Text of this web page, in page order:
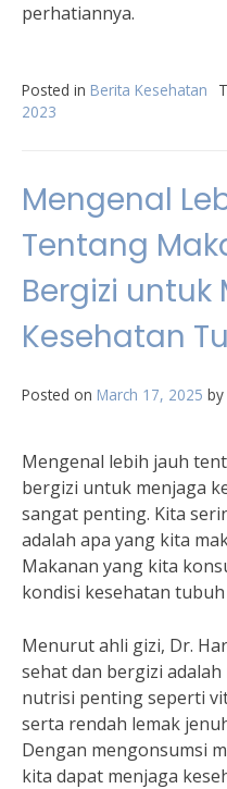
perhatiannya.
Posted in Berita Kesehatan
2023
Mengenal
Tentang
Bergizi untuk
Kesehatan
Posted on March 17, 2025 by
Mengenal lebih jauh
bergizi untuk menjaga
sangat penting. Kita
adalah apa yang kita
Makanan yang kita
kondisi kesehatan
Menurut ahli gizi, Dr.
sehat dan bergizi
nutrisi penting seperti
serta rendah lemak
Dengan mengonsumsi
kita dapat menjaga